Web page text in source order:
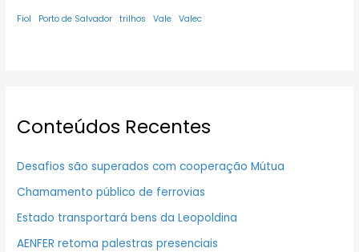
Fiol Porto de Salvador trilhos Vale Valec
Conteúdos Recentes
Desafios são superados com cooperação Mútua
Chamamento público de ferrovias
Estado transportará bens da Leopoldina
AENFER retoma palestras presenciais